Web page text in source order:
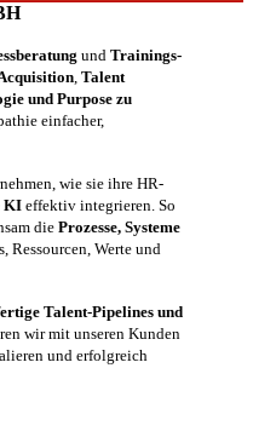
und Trainings-
Talent
und Purpose zu
einfacher,
wie sie ihre HR-
KI effektiv integrieren. So
die Prozesse, Systeme
Ressourcen, Werte und
Talent-Pipelines und
wir mit unseren Kunden
und erfolgreich